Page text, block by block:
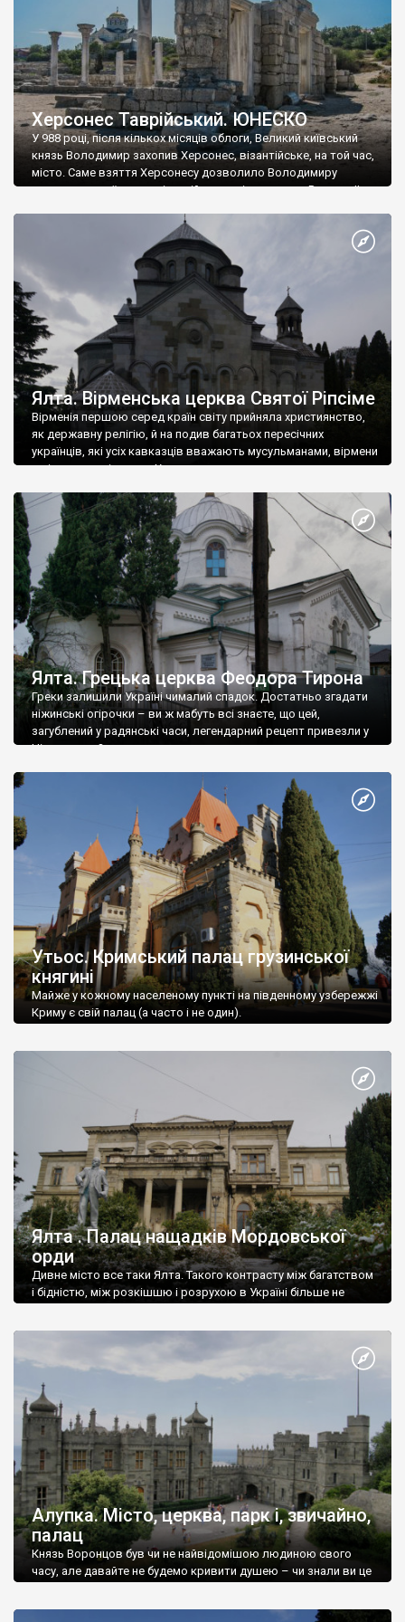
Херсонес Таврійський. ЮНЕСКО
У 988 році, після кількох місяців облоги, Великий київський
князь Володимир захопив Херсонес, візантійське, на той час,
місто. Саме взяття Херсонесу дозволило Володимиру
диктувати свої умови візантійському імператору Василю ІІ, та
Херсонесі Володимир-язичник, став Василем-християнином.
А потім було Хрещення Русі. На честь Херсонесу Таврійського
Ялта. Вірменська церква Святої Ріпсіме
Вірменія першою серед країн світу прийняла християнство,
як державну релігію, й на подив багатьох пересічних
українців, які усіх кавказців вважають мусульманами, вірмени
є відданими вірянами Христа
Ялта. Грецька церква Феодора Тирона
Греки залишили Україні чималий спадок. Достатньо згадати
ніжинські огірочки – ви ж мабуть всі знаєте, що цей,
загублений у радянські часи, легендарний рецепт привезли у
Ніжин греки?
Утьос. Кримський палац грузинської
княгині
Майже у кожному населеному пункті на південному узбережжі
Криму є свій палац (а часто і не один).
Ялта . Палац нащадків Мордовської
орди
Дивне місто все таки Ялта. Такого контрасту між багатством
і бідністю, між розкішшю і розрухою в Україні більше не
Алупка. Місто, церква, парк і, звичайно,
палац
Князь Воронцов був чи не найвідомішою людиною свого
часу, але давайте не будемо кривити душею – чи знали ви це